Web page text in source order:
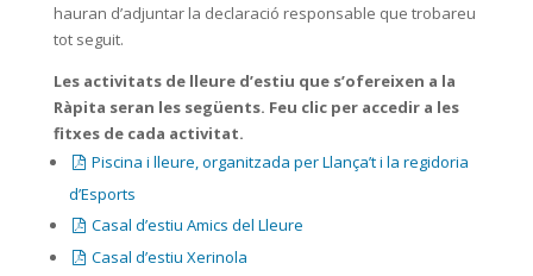
hauran d’adjuntar la declaració responsable que trobareu
tot seguit.
Les activitats de lleure d’estiu que s’ofereixen a la
Ràpita seran les següents. Feu clic per accedir a les
fitxes de cada activitat.
Piscina i lleure, organitzada per Llança’t i la regidoria
d’Esports
Casal d’estiu Amics del Lleure
Casal d’estiu Xerinola